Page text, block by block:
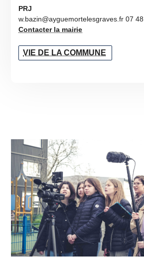
PRJ
w.bazin@ayguemortelesgraves.fr 07
Contacter la mairie
VIE DE LA COMMUNE